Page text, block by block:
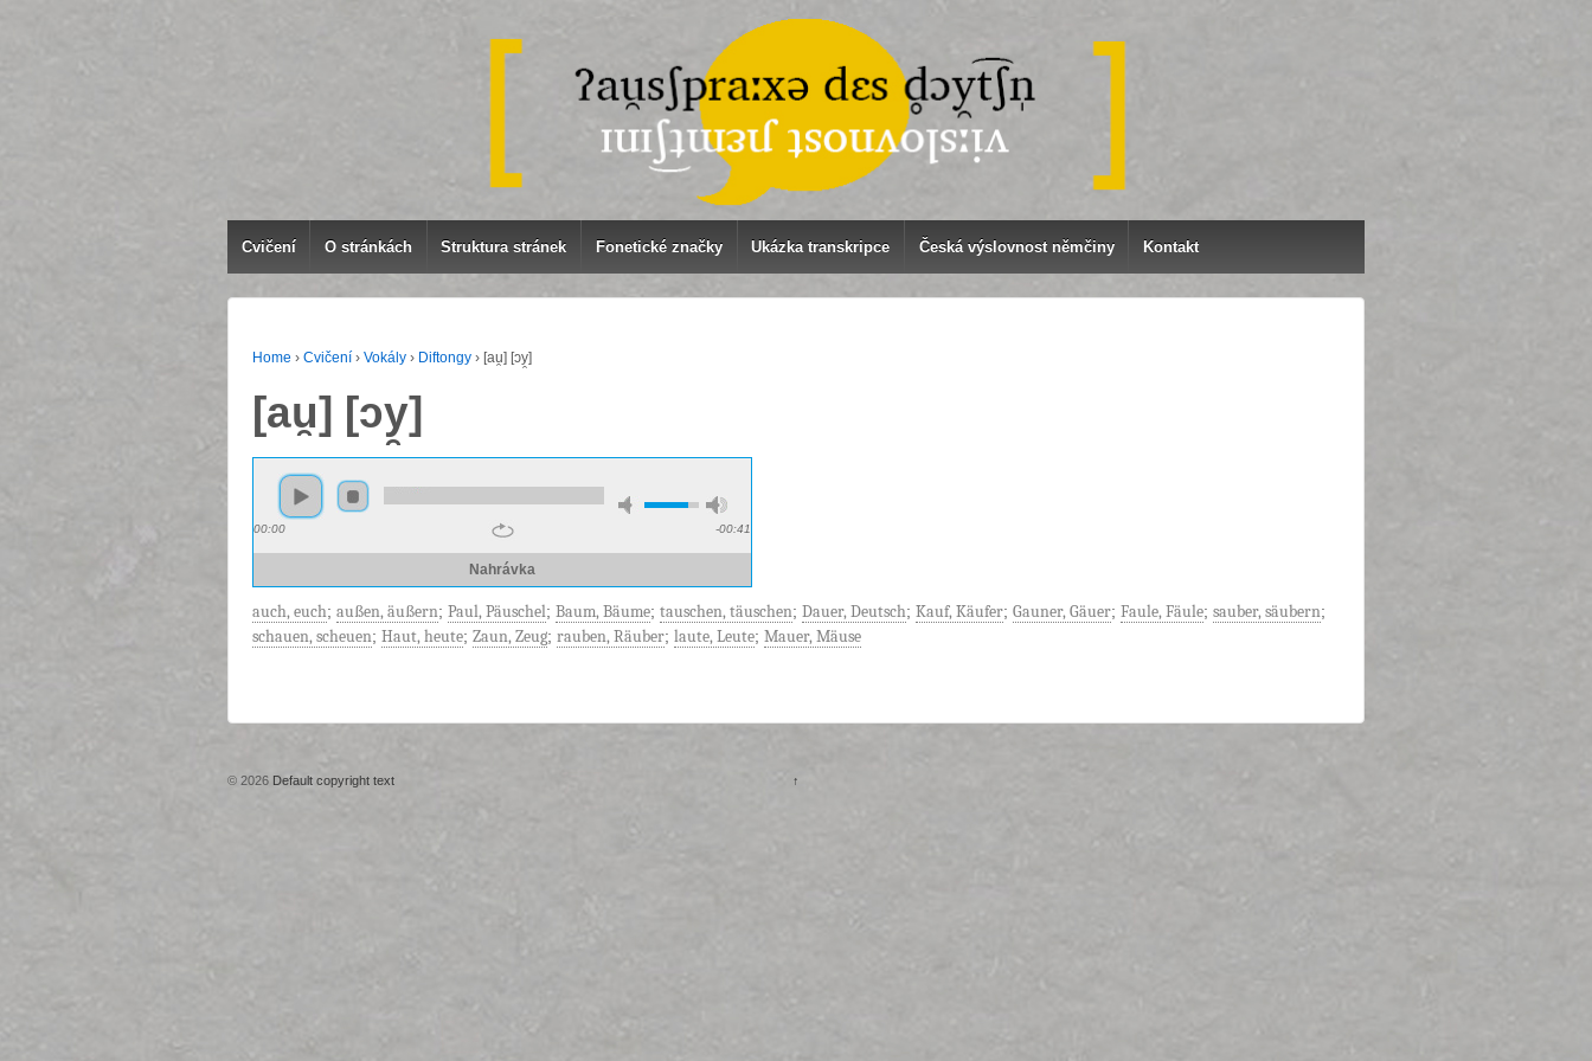
Cvičení O stránkách Struktura stránek Fonetické značky Ukázka transkripce Česká výslovnost němčiny Kontakt
Home › Cvičení › Vokály › Diftongy › [au̯] [ɔy̯]
[au̯] [ɔy̯]
00:00 -00:41
Nahrávka
auch, euch; außen, äußern; Paul, Päuschel; Baum, Bäume; tauschen, täuschen; Dauer, Deutsch; Kauf, Käufer; Gauner, Gäuer; Faule, Fäule; sauber, säubern;
schauen, scheuen; Haut, heute; Zaun, Zeug; rauben, Räuber; laute, Leute; Mauer, Mäuse
© 2026 Default copyright text ↑